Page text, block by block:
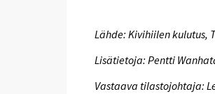
Lähde: Kivihiilen kulutus,
Lisätietoja: Pentti
Vastaava tilastojohtaja: